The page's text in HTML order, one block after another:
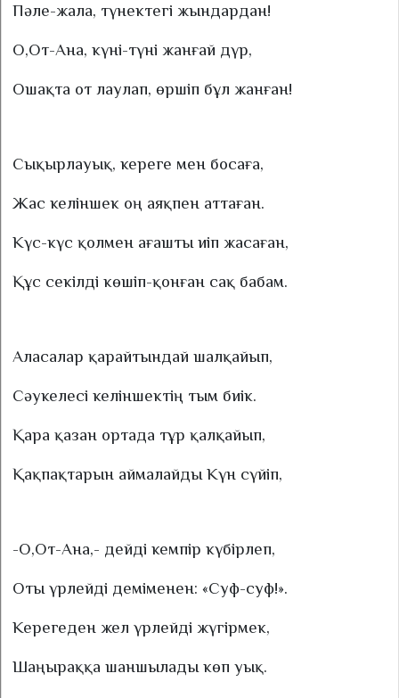
Пәле-жала, түнектегі жындардан!
О,От-Ана, күні-түні жанғай дүр,
Ошақта от лаулап, өршіп бұл жанған!
Сықырлауық, кереге мен босаға,
Жас келіншек оң аяқпен аттаған.
Күс-күс қолмен ағашты иіп жасаған,
Құс секілді көшіп-қонған сақ бабам.
Аласалар қарайтындай шалқайып,
Сәукелесі келіншектің тым биік.
Қара қазан ортада тұр қалқайып,
Қақпақтарын аймалайды Күн сүйіп,
-О,От-Ана,- дейді кемпір күбірлеп,
Оты үрлейді деміменен: «Суф-суф!».
Керегеден жел үрлейді жүгірмек,
Шаңыраққа шаншылады көп уық.